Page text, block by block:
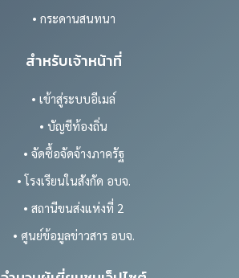
• กระดานสนทนา
สำหรับเจ้าหน้าที่
• เข้าสู่ระบบอีเมล์
• บัญชีท้องถิ่น
• จัดซื้อจัดจ้างภาครัฐ
• โรงเรียนในสังกัด อบจ.
• สถานีขนส่งแห่งที่ 2
• ศูนย์ข้อมูลข่าวสาร อบจ.